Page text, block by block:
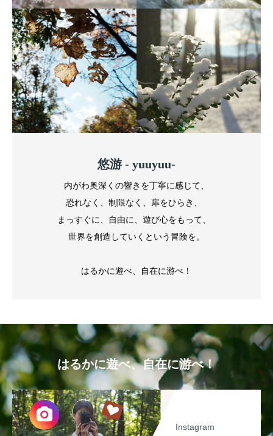
悠游 - yuuyuu-
内がわ奥深くの響きを丁寧に感じて、
恐れなく、制限なく、扉をひらき、
まっすぐに、自由に、遊び心をもって、
世界を創造していくという冒険を。
はるかに遊べ、自在に游べ！
はるかに遊べ、自在に游べ！
Instagram